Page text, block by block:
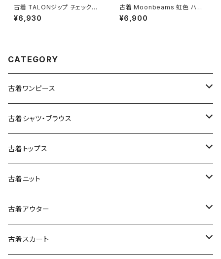
古着 TALONジップ チェック柄
コットン 膝丈 スカート 黄 (ba2
607010)
¥6,930
古着 Moonbeams 虹色 ハイ
ネック 総柄 長袖 ニット セータ
ー カラフル 水色 (ttu2501051)
¥6,900
CATEGORY
古着ワンピース
古着長袖ワンピース
古着半袖ワンピース
古着ノースリーブワンピース
古着キャミソールワンピース
古着ベアトップワンピース
古着シャツ・ブラウス
古着長袖シャツ・ブラウス
古着半袖シャツ・ブラウス
古着ノースリーブシャツ・ブラウス
古着トップス
古着スウェット&パーカー
古着スウェット
古着パーカー
古着プルオーバー
古着長袖プルオーバー
古着Ｔシャツ
古着ニット
古着セーター
古着カーディガン
古着アウター
古着ライトジャケット
古着スカート